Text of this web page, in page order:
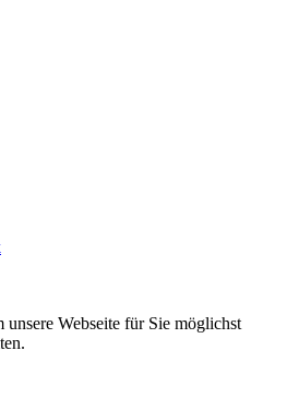
Webseite für Sie möglichst